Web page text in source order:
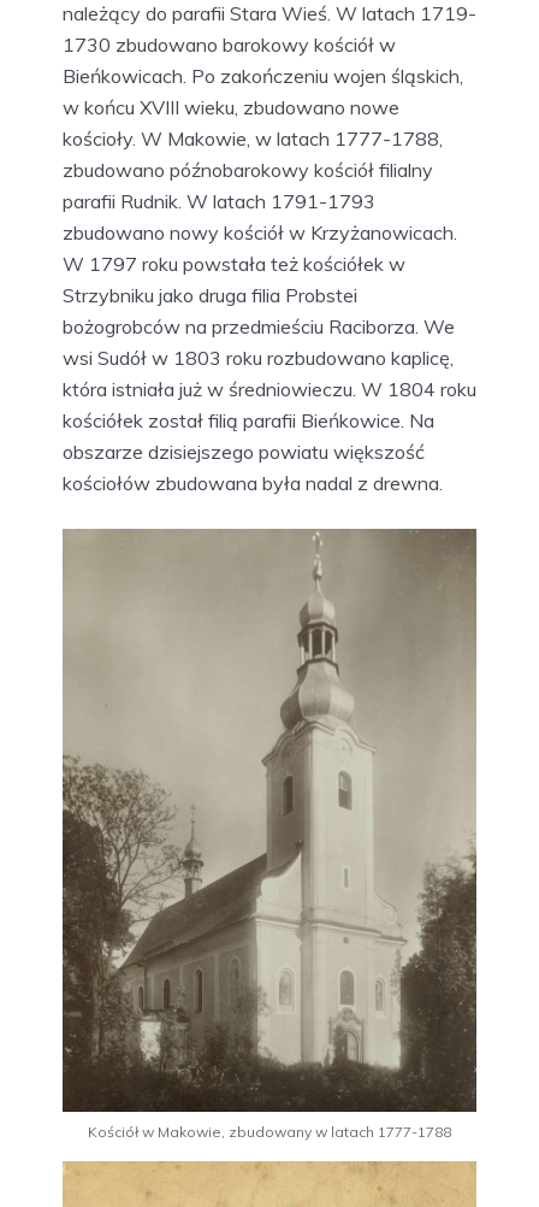
należący do parafii Stara Wieś. W latach 1719-
1730 zbudowano barokowy kościół w
Bieńkowicach. Po zakończeniu wojen śląskich,
w końcu XVIII wieku, zbudowano nowe
kościoły. W Makowie, w latach 1777-1788,
zbudowano późnobarokowy kościół filialny
parafii Rudnik. W latach 1791-1793
zbudowano nowy kościół w Krzyżanowicach.
W 1797 roku powstała też kościółek w
Strzybniku jako druga filia Probstei
bożogrobców na przedmieściu Raciborza. We
wsi Sudół w 1803 roku rozbudowano kaplicę,
która istniała już w średniowieczu. W 1804 roku
kościółek został filią parafii Bieńkowice. Na
obszarze dzisiejszego powiatu większość
kościołów zbudowana była nadal z drewna.
Kościół w Makowie, zbudowany w latach 1777-1788